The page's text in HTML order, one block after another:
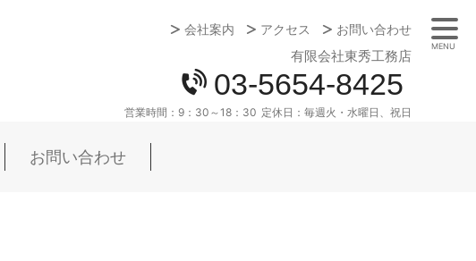
会社案内
アクセス お問い合わせ
有限会社東秀工務店
03-5654-8425
営業時間： 9：30～18：30 定休日： 毎週火・水曜日、祝日
お問い合わせ
MENU